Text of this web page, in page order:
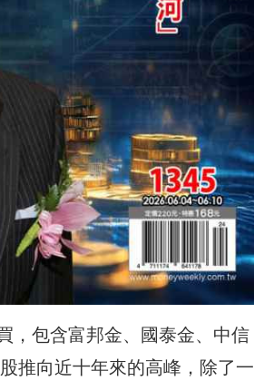
，包含富邦金、國泰金、中信
推向近十年來的高峰，除了一